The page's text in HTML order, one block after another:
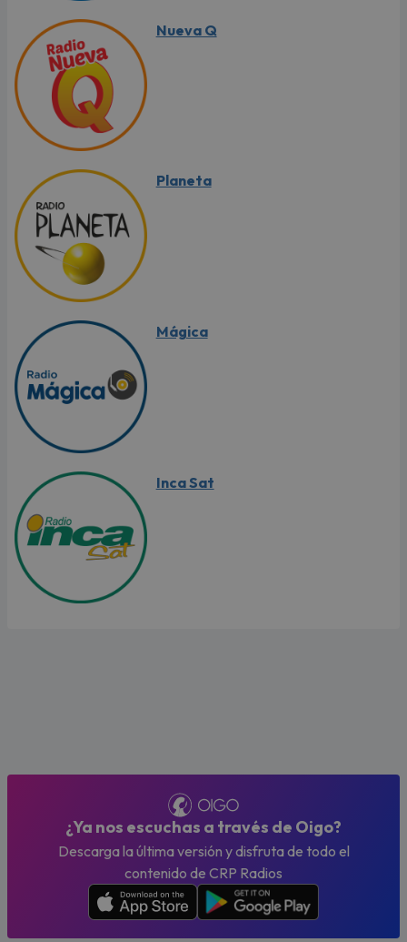
Nueva Q
Planeta
Mágica
Inca Sat
¿Ya nos escuchas a través de Oigo?
Descarga la última versión y disfruta de todo el
contenido de CRP Radios